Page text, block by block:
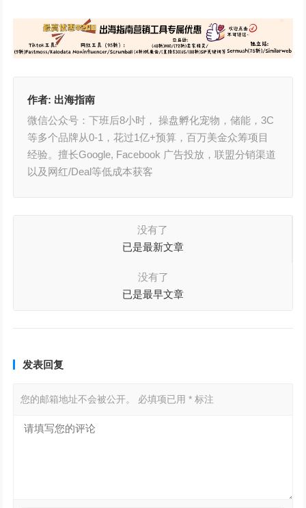
作者: 出海指南
微信公众号：下班后8小时， 操盘孵化宠物，储能，3C
等多个品牌从0-1，花过1亿+预算，百万美金众筹项目
经验。擅长Google, Facebook 广告投放，联盟分销渠道
以及网红/Deal等低成本获客
没有了
已是最新文章
没有了
已是最早文章
发表回复
您的邮箱地址不会被公开。 必填项已用* 标注